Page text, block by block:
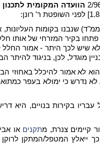
הוועדה המקומית לתכנון
שנבנו בקומות
בקיר המזרחי של אותו
שיש לכך היתר - אמור החלל
מוגדל, לכן, בניגוד להיתר
לא אמור להיכלל באחוזי
לא נדרש כי ימולא בעפר
בקירות בנויים, היא
קיימים צנרת, מתקנים או
המטפל/המתקן